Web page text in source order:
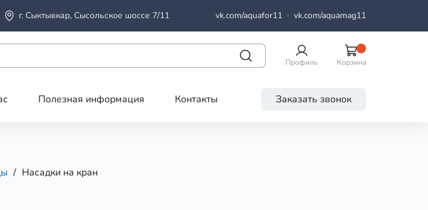
г. Сыктывкар, Сысольское шоссе 7/11 vk.com/aquafor11· vk.com/aquamag11
Профиль Корзина
Полезная информация Контакты Заказать звонок
Насадки на кран